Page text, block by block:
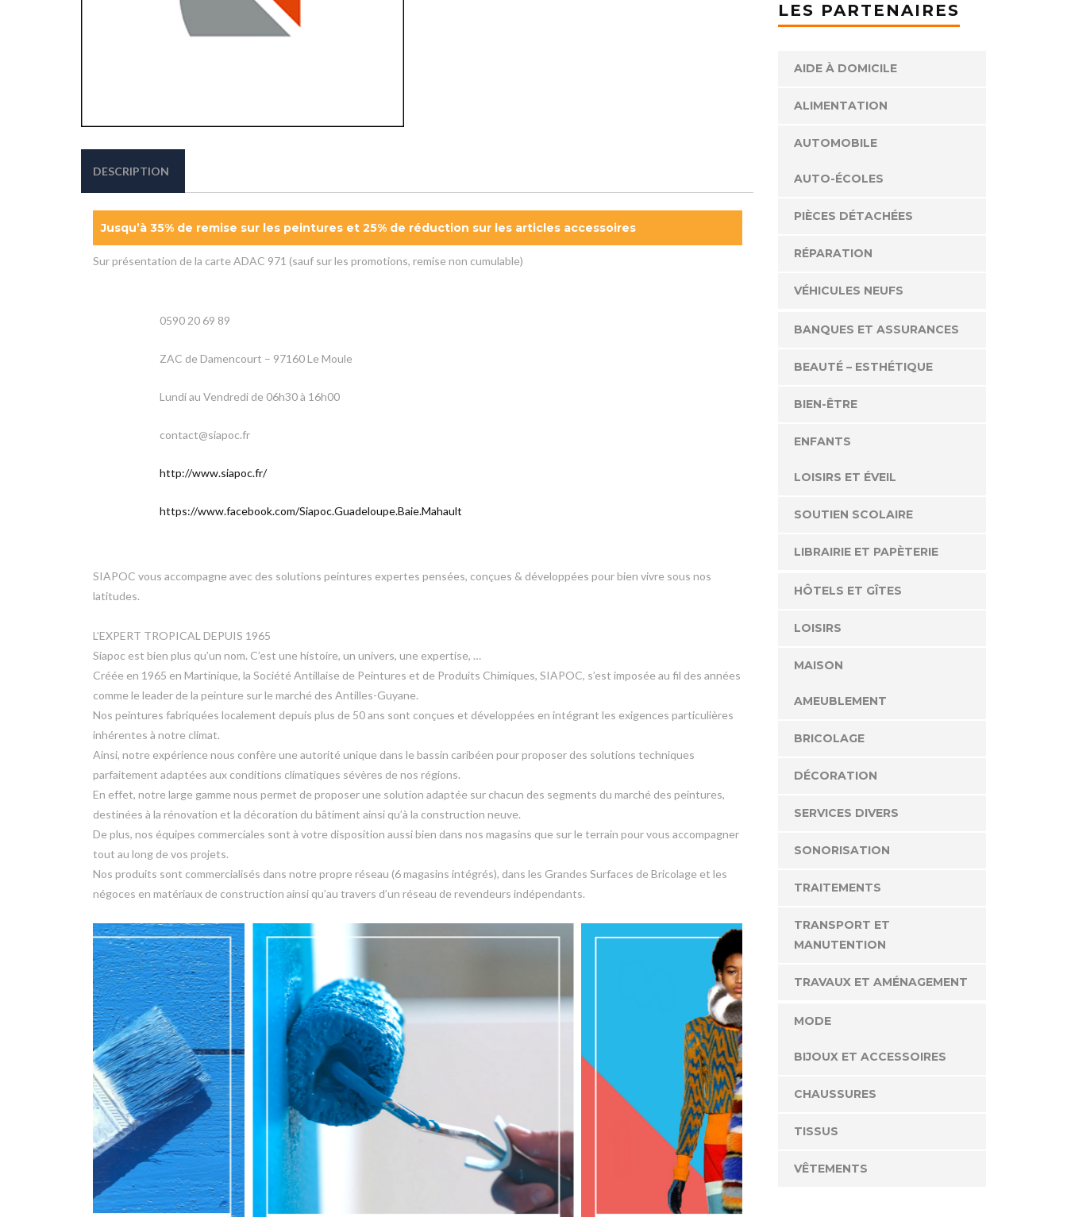
DESCRIPTION
Jusqu’à 35% de remise sur les peintures et 25% de réduction sur les articles accessoires
Sur présentation de la carte ADAC 971 (sauf sur les promotions, remise non cumulable)
0590 20 69 89
ZAC de Damencourt – 97160 Le Moule
Lundi au Vendredi de 06h30 à 16h00
contact@siapoc.fr
http://www.siapoc.fr/
https://www.facebook.com/Siapoc.Guadeloupe.Baie.Mahault
SIAPOC vous accompagne avec des solutions peintures expertes pensées, conçues & développées pour bien vivre sous nos
latitudes.
L’EXPERT TROPICAL DEPUIS 1965
Siapoc est bien plus qu’un nom. C’est une histoire, un univers, une expertise, …
Créée en 1965 en Martinique, la Société Antillaise de Peintures et de Produits Chimiques, SIAPOC, s’est imposée au fil des années
comme le leader de la peinture sur le marché des Antilles-Guyane.
Nos peintures fabriquées localement depuis plus de 50 ans sont conçues et développées en intégrant les exigences particulières
inhérentes à notre climat.
Ainsi, notre expérience nous confère une autorité unique dans le bassin caribéen pour proposer des solutions techniques
parfaitement adaptées aux conditions climatiques sévères de nos régions.
En effet, notre large gamme nous permet de proposer une solution adaptée sur chacun des segments du marché des peintures,
destinées à la rénovation et la décoration du bâtiment ainsi qu’à la construction neuve.
De plus, nos équipes commerciales sont à votre disposition aussi bien dans nos magasins que sur le terrain pour vous accompagner
tout au long de vos projets.
Nos produits sont commercialisés dans notre propre réseau (6 magasins intégrés), dans les Grandes Surfaces de Bricolage et les
négoces en matériaux de construction ainsi qu’au travers d’un réseau de revendeurs indépendants.
LES PARTENAIRES
AIDE À DOMICILE
ALIMENTATION
AUTOMOBILE
AUTO-ÉCOLES
PIÈCES DÉTACHÉES
RÉPARATION
VÉHICULES NEUFS
BANQUES ET ASSURANCES
BEAUTÉ – ESTHÉTIQUE
BIEN-ÊTRE
ENFANTS
LOISIRS ET ÉVEIL
SOUTIEN SCOLAIRE
LIBRAIRIE ET PAPÈTERIE
HÔTELS ET GÎTES
LOISIRS
MAISON
AMEUBLEMENT
BRICOLAGE
DÉCORATION
SERVICES DIVERS
SONORISATION
TRAITEMENTS
TRANSPORT ET
MANUTENTION
TRAVAUX ET AMÉNAGEMENT
MODE
BIJOUX ET ACCESSOIRES
CHAUSSURES
TISSUS
VÊTEMENTS